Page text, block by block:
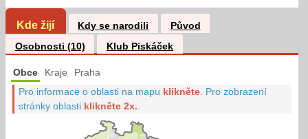
Kde žijí Kdy se narodili
Původ
Osobnosti (10)
Klub Piskáček
Obce Kraje Praha
Pro informace o oblasti na mapu klikněte Pro zobrazení
stránky oblasti klikněte 2x.